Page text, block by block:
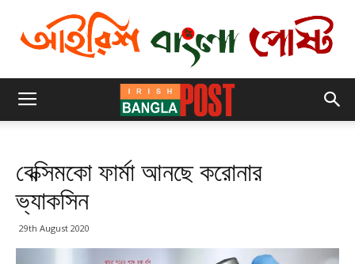
বেক্সিমকো ফার্মা আনছে করোনার
ভ্যাকসিন
29th August 2020